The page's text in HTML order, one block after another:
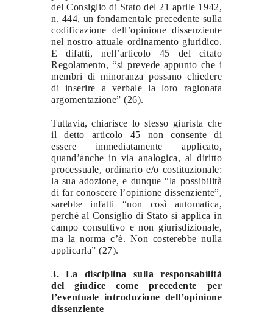
del Consiglio di Stato del 21 aprile 1942,
n. 444, un fondamentale precedente sulla
codificazione dell’opinione dissenziente
nel nostro attuale ordinamento giuridico.
E difatti, nell’articolo 45 del citato
Regolamento, “si prevede appunto che i
membri di minoranza possano chiedere
di inserire a verbale la loro ragionata
argomentazione” (26).
Tuttavia, chiarisce lo stesso giurista che
il detto articolo 45 non consente di
essere immediatamente applicato,
quand’anche in via analogica, al diritto
processuale, ordinario e/o costituzionale:
la sua adozione, e dunque “la possibilità
di far conoscere l’opinione dissenziente”,
sarebbe infatti “non così automatica,
perché al Consiglio di Stato si applica in
campo consultivo e non giurisdizionale,
ma la norma c’è. Non costerebbe nulla
applicarla” (27).
3. La disciplina sulla responsabilità
del giudice come precedente per
l’eventuale introduzione dell’opinione
dissenziente